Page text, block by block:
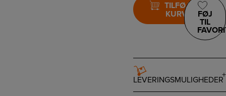
TILFØJ TIL
KURV
FØJ
TIL
LEVERINGSMULIGHEDER